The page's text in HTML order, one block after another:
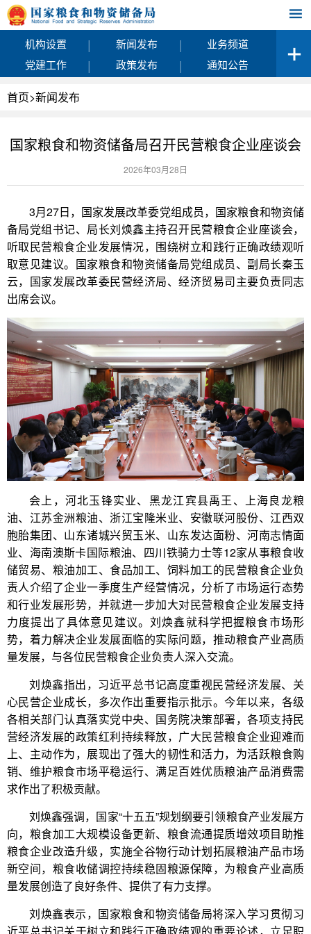
机构设置 | 新闻发布 |
业务频道
党建工作
| 政策发布 | 通知公告
首页>新闻发布
国家粮食和物资储备局召开民营粮食企业座谈会
2026年03月28日
3月27日，国家发展改革委党组成员，国家粮食和物资储
备局党组书记、局长刘焕鑫主持召开民营粮食企业座谈会，
听取民营粮食企业发展情况，围绕树立和践行正确政绩观听
取意见建议。国家粮食和物资储备局党组成员、副局长秦玉
云，国家发展改革委民营经济局、经济贸易司主要负责同志
出席会议。
会上，河北玉锋实业、黑龙江宾县禹王、上海良龙粮
油、江苏金洲粮油、浙江宝隆米业、安徽联河股份、江西双
胞胎集团、山东诸城兴贸玉米、山东发达面粉、河南志情面
业、海南澳斯卡国际粮油、四川铁骑力士等12家从事粮食收
储贸易、粮油加工、食品加工、饲料加工的民营粮食企业负
责人介绍了企业一季度生产经营情况，分析了市场运行态势
和行业发展形势，并就进一步加大对民营粮食企业发展支持
力度提出了具体意见建议。刘焕鑫就科学把握粮食市场形
势，着力解决企业发展面临的实际问题，推动粮食产业高质
量发展，与各位民营粮食企业负责人深入交流。
刘焕鑫指出，习近平总书记高度重视民营经济发展、关
心民营企业成长，多次作出重要指示批示。今年以来，各级
各相关部门认真落实党中央、国务院决策部署，各项支持民
营经济发展的政策红利持续释放，广大民营粮食企业迎难而
上、主动作为，展现出了强大的韧性和活力，为活跃粮食购
销、维护粮食市场平稳运行、满足百姓优质粮油产品消费需
求作出了积极贡献。
刘焕鑫强调，国家“十五五”规划纲要引领粮食产业发展方
向，粮食加工大规模设备更新、粮食流通提质增效项目助推
粮食企业改造升级，实施全谷物行动计划拓展粮油产品市场
新空间，粮食收储调控持续稳固粮源保障，为粮食产业高质
量发展创造了良好条件、提供了有力支撑。
刘焕鑫表示，国家粮食和物资储备局将深入学习贯彻习
近平总书记关于树立和践行正确政绩观的重要论述，立足职